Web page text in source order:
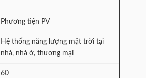
Phương tiện PV
Hệ thống năng lượng mặt trời tại
nhà, nhà ở, thương mại
60